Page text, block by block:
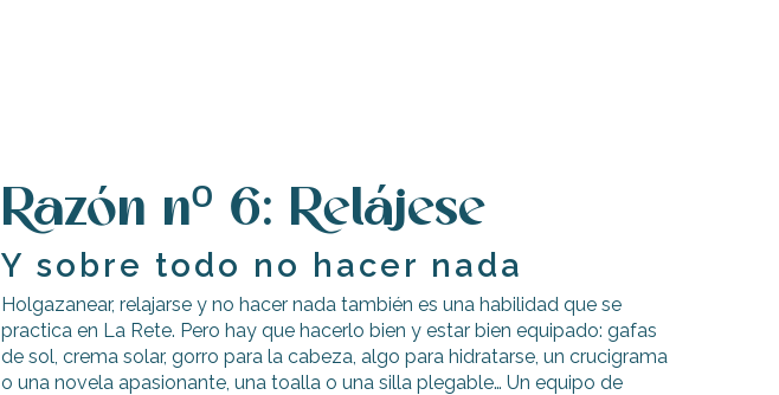
Razón nº 6: Relájese
Y sobre todo no hacer nada
Holgazanear, relajarse y no hacer nada también es una habilidad que se
practica en La Rete. Pero hay que hacerlo bien y estar bien equipado: gafas
de sol, crema solar, gorro para la cabeza, algo para hidratarse, un crucigrama
o una novela apasionante, una toalla o una silla plegable… Un equipo de